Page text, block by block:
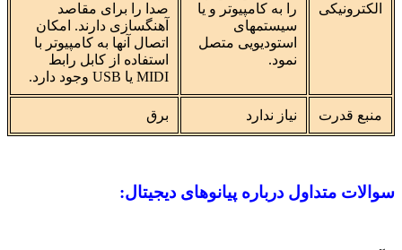
الکترونیکی
را به کامپیوتر و یا
سیستمهای
استودیویی متصل
نمود.
صدا را برای مقاصد
آهنگسازی دارند. امکان
اتصال آنها به کامپیوتر با
استفاده از کابل رابط
MIDI یا USB وجود دارد.
منبع قدرت نیاز ندارد برق
سوالات متداول درباره پیانوهای دیجیتال: